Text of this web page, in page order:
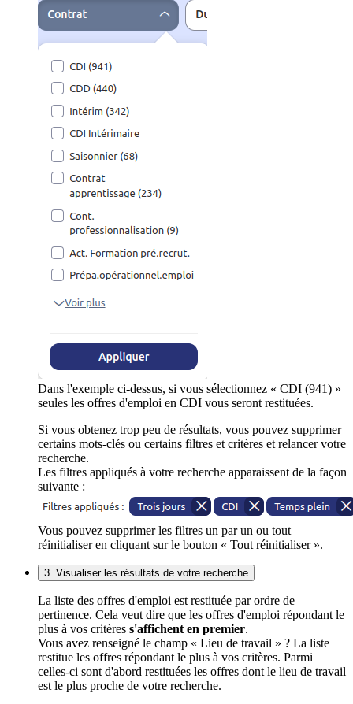
Dans l'exemple ci-dessus, si vous sélectionnez « CDI (941) »
seules les offres d'emploi en CDI vous seront restituées.
Si vous obtenez trop peu de résultats, vous pouvez supprimer
certains mots-clés ou certains filtres et critères et relancer votre
recherche.
Les filtres appliqués à votre recherche apparaissent de la façon
suivante :
Vous pouvez supprimer les filtres un par un ou tout
réinitialiser en cliquant sur le bouton « Tout réinitialiser ».
3. Visualiser les résultats de votre recherche
La liste des offres d'emploi est restituée par ordre de
pertinence. Cela veut dire que les offres d'emploi répondant le
plus à vos critères s'affichent en premier.
Vous avez renseigné le champ « Lieu de travail » ? La liste
restitue les offres répondant le plus à vos critères. Parmi
celles-ci sont d'abord restituées les offres dont le lieu de travail
est le plus proche de votre recherche.